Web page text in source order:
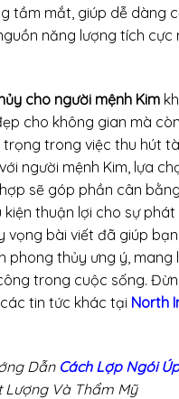
tầm mắt, giúp dễ dàng
năng lượng tích cực
cho người mệnh Kim
cho không gian mà
trong việc thu hút
người mệnh Kim, lựa
sẽ góp phần cân
kiện thuận lợi cho sự phát
vọng bài viết đã giúp
phong thủy ưng ý, mang
trong cuộc sống.
tin tức khác tại North
Dẫn Cách Lợp Ngói
Lượng Và Thẩm Mỹ